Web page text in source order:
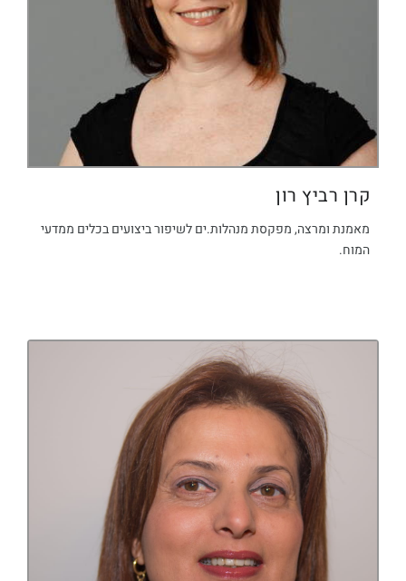
קרן רביץ רון
מאמנת ומרצה, מפקסת מנהלות.ים לשיפור ביצועים בכלים ממדעי
המוח.